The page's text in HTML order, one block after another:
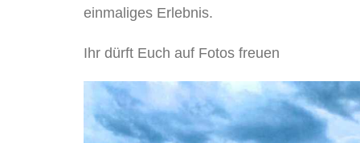
einmaliges Erlebnis.
Ihr dürft Euch auf Fotos freuen